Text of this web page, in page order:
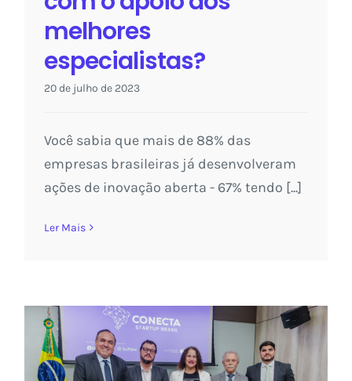
melhores
especialistas?
20 de julho de 2023
Você sabia que mais de 88% das
empresas brasileiras já desenvolveram
ações de inovação aberta - 67% tendo [...]
Ler Mais